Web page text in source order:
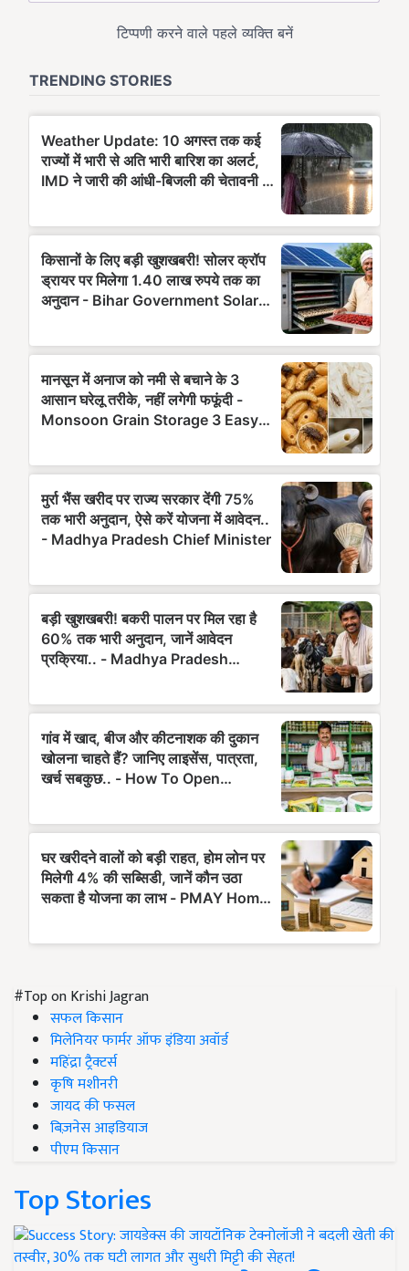
#Top on Krishi Jagran
सफल किसान
मिलेनियर फार्मर ऑफ इंडिया अवॉर्ड
महिंद्रा ट्रैक्टर्स
कृषि मशीनरी
जायद की फसल
बिज़नेस आइडियाज
पीएम किसान
Top Stories